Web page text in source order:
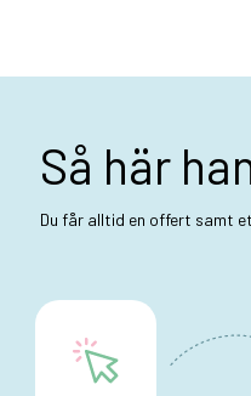
Så här
Du får alltid en offert samt